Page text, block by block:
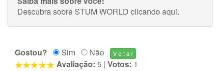
Descubra sobre STUM WORLD clicando aqui.
Gostou? Sim
Não
Avaliação: 5 | Votos: 1